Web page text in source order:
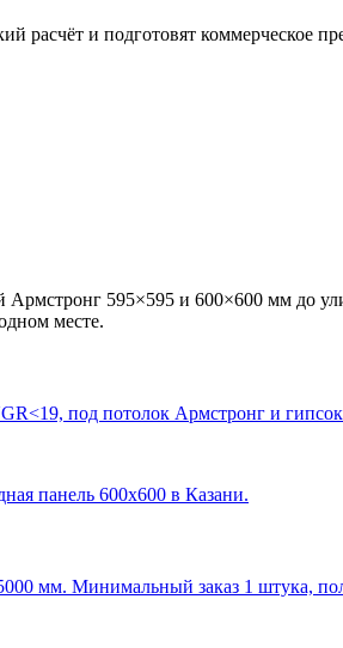
расчёт и подготовят коммерческое
595×595 и 600×600 мм до
месте.
под потолок Армстронг и
панель 600х600 в Казани.
мм. Минимальный заказ 1 штука,